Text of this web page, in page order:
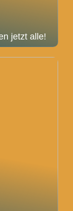
jetzt alle!